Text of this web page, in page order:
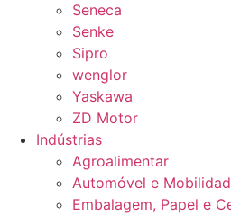
Seneca
Senke
Sipro
wenglor
Yaskawa
ZD Motor
Indústrias
Agroalimentar
Automóvel e
Embalagem, Papel e